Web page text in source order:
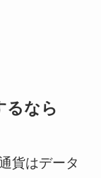
るなら
貨はデータ